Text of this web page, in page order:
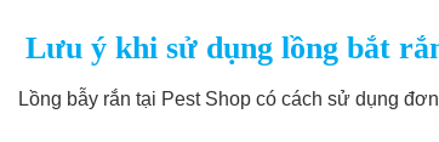
Lưu ý khi sử dụng lồng bắt
Lồng bẫy rắn tại Pest Shop có cách sử dụng